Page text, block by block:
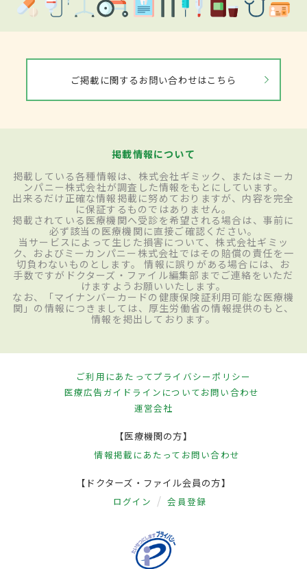
ご掲載に関するお問い合わせはこちら
掲載情報について
掲載している各種情報は、株式会社ギミック、またはミーカ
ンパニー株式会社が調査した情報をもとにしています。
出来るだけ正確な情報掲載に努めておりますが、内容を完全
に保証するものではありません。
掲載されている医療機関へ受診を希望される場合は、事前に
必ず該当の医療機関に直接ご確認ください。
当サービスによって生じた損害について、株式会社ギミッ
ク、およびミーカンパニー株式会社ではその賠償の責任を一
切負わないものとします。 情報に誤りがある場合には、お
手数ですがドクターズ・ファイル編集部までご連絡をいただ
けますようお願いいたします。
なお、「マイナンバーカードの健康保険証利用可能な医療機
関」の情報につきましては、厚生労働省の情報提供のもと、
情報を掲出しております。
ご利用にあたってプライバシーポリシー
医療広告ガイドラインについてお問い合わせ
運営会社
【医療機関の方】
情報掲載にあたって お問い合わせ
【ドクターズ・ファイル会員の方】
ログイン 会員登録